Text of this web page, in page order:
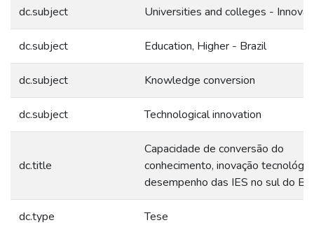
dc.subject Universities and colleges -
dc.subject Education, Higher - Brazil
dc.subject Knowledge conversion
dc.subject Technological innovation
dc.title
Capacidade de conversão do
conhecimento, inovação
desempenho das IES no sul do
dc.type Tese